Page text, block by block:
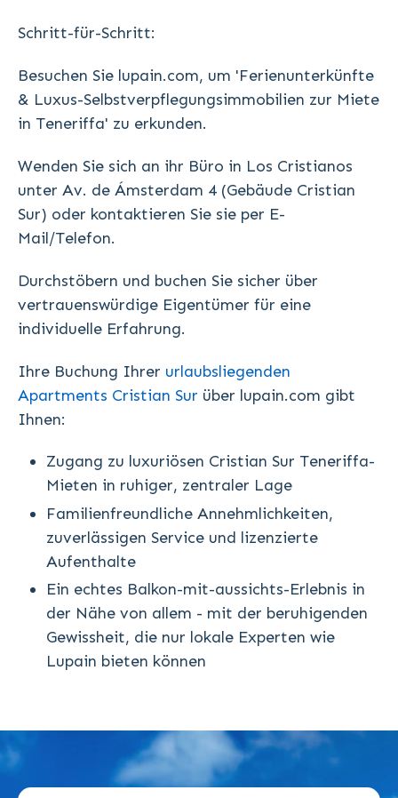
Schritt-für-Schritt:
Besuchen Sie lupain.com, um 'Ferienunterkünfte
& Luxus-Selbstverpflegungsimmobilien zur Miete
in Teneriffa' zu erkunden.
Wenden Sie sich an ihr Büro in Los Cristianos
unter Av. de Ámsterdam 4 (Gebäude Cristian
Sur) oder kontaktieren Sie sie per E-
Mail/Telefon.
Durchstöbern und buchen Sie sicher über
vertrauenswürdige Eigentümer für eine
individuelle Erfahrung.
Ihre Buchung Ihrer urlaubsliegenden
Apartments Cristian Sur über lupain.com gibt
Ihnen:
Zugang zu luxuriösen Cristian Sur Teneriffa-
Mieten in ruhiger, zentraler Lage
Familienfreundliche Annehmlichkeiten,
zuverlässigen Service und lizenzierte
Aufenthalte
Ein echtes Balkon-mit-aussichts-Erlebnis in
der Nähe von allem - mit der beruhigenden
Gewissheit, die nur lokale Experten wie
Lupain bieten können